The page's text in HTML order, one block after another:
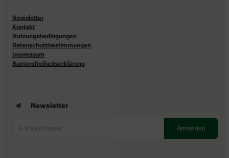
Newsletter
Kontakt
Nutzungsbedingungen
Datenschutzbestimmungen
Impressum
Barrierefreiheitserklärung
Newsletter